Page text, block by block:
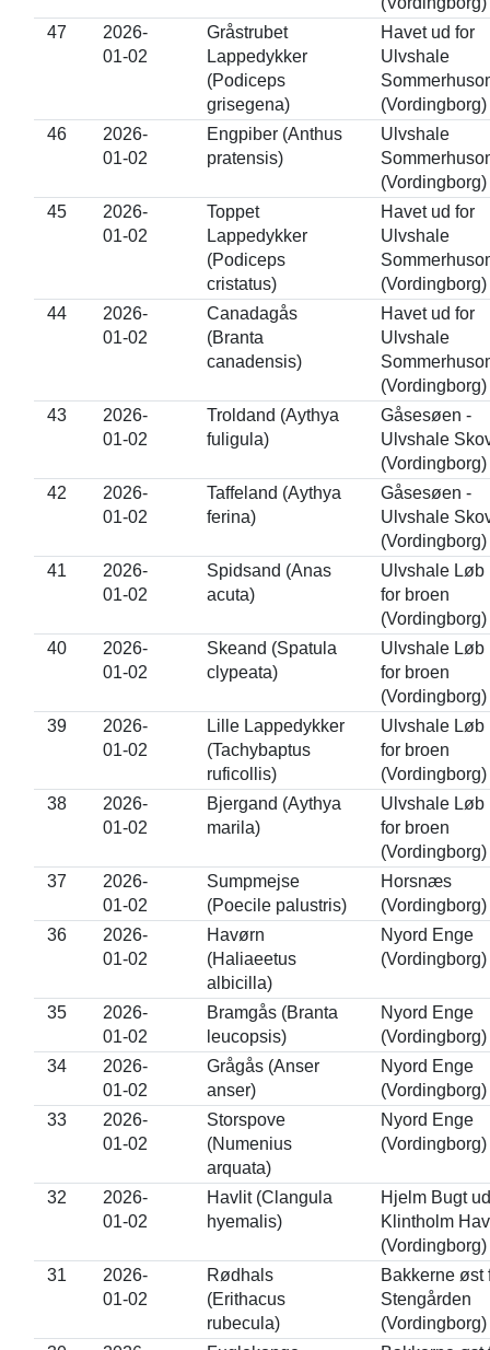
47
2026-
01-02
Gråstrubet
Lappedykker
(Podiceps
grisegena)
Havet ud for
Ulvshale
(Vordingborg)
46
2026-
01-02
Engpiber (Anthus
pratensis)
Ulvshale
(Vordingborg)
45
2026-
01-02
Toppet
Lappedykker
(Podiceps
cristatus)
Havet ud for
Ulvshale
(Vordingborg)
44
2026-
01-02
Canadagås
(Branta
canadensis)
Havet ud for
Ulvshale
(Vordingborg)
43
2026-
01-02
Troldand (Aythya
fuligula)
Gåsesøen -
Ulvshale
(Vordingborg)
42
2026-
01-02
Taffeland (Aythya
ferina)
Gåsesøen -
Ulvshale
(Vordingborg)
41
2026-
01-02
Spidsand (Anas
acuta)
Ulvshale Løb
for broen
(Vordingborg)
40
2026-
01-02
Skeand (Spatula
clypeata)
Ulvshale Løb
for broen
(Vordingborg)
39
2026-
01-02
Lille Lappedykker
(Tachybaptus
ruficollis)
Ulvshale Løb
for broen
(Vordingborg)
38
2026-
01-02
Bjergand (Aythya
marila)
Ulvshale Løb
for broen
(Vordingborg)
37
2026-
01-02
Sumpmejse
(Poecile palustris)
Horsnæs
(Vordingborg)
36
2026-
01-02
Havørn
(Haliaeetus
albicilla)
Nyord Enge
(Vordingborg)
35
2026-
01-02
Bramgås (Branta
leucopsis)
Nyord Enge
(Vordingborg)
34
2026-
01-02
Grågås (Anser
anser)
Nyord Enge
(Vordingborg)
33
2026-
01-02
Storspove
(Numenius
arquata)
Nyord Enge
(Vordingborg)
32
2026-
01-02
Havlit (Clangula
hyemalis)
Hjelm Bugt
Klintholm
(Vordingborg)
31
2026-
01-02
Rødhals
(Erithacus
rubecula)
Bakkerne øst
Stengården
(Vordingborg)